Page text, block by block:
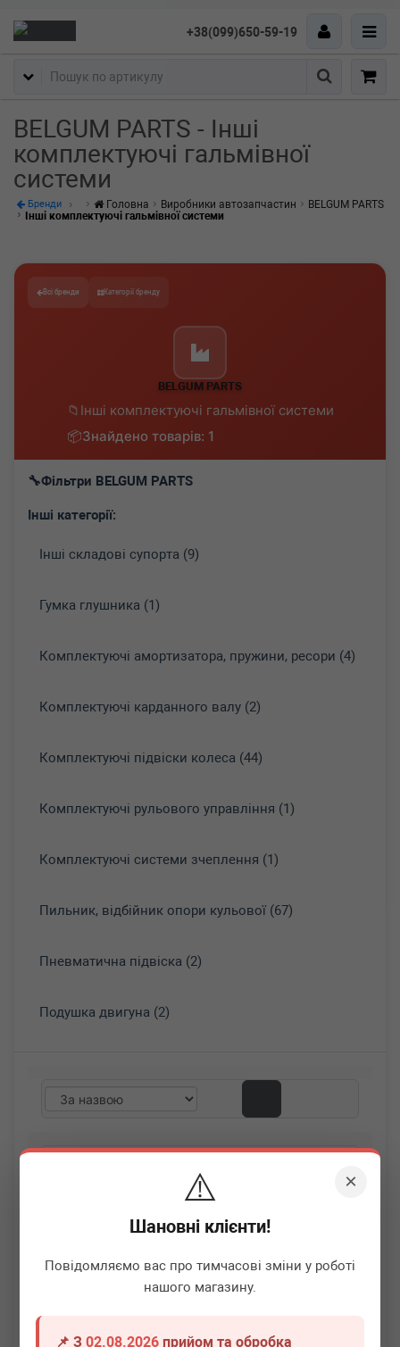
×
⚠️
Шановні клієнти!
Повідомляємо вас про тимчасові зміни у роботі
нашого магазину.
📌 З02.08.2026 прийом та обробка
+38(099)650-59-19
Пошук
BELGUM PARTS - Інші
комплектуючі гальмівної
системи
Бренди Головна Виробники автозапчастин
BELGUM PARTS
Інші комплектуючі гальмівної системи
Всі бренди Категорії бренду
BELGUM PARTS
Інші комплектуючі гальмівної системи
Знайдено товарів: 1
Фільтри BELGUM PARTS
Інші категорії:
Інші складові супорта (9)
Гумка глушника (1)
Комплектуючі амортизатора, пружини, ресори (4)
Комплектуючі карданного валу (2)
Комплектуючі підвіски колеса (44)
Комплектуючі рульового управління (1)
Комплектуючі системи зчеплення (1)
Пильник, відбійник опори кульової (67)
Пневматична підвіска (2)
Подушка двигуна (2)